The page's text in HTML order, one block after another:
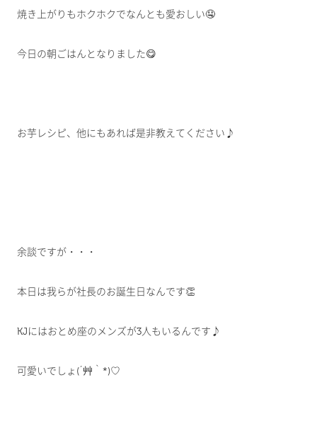
焼き上がりもホクホクでなんとも愛おしい🤤
今日の朝ごはんとなりました😋
お芋レシピ、他にもあれば是非教えてください♪
余談ですが・・・
本日は我らが社長のお誕生日なんです👏
KJにはおとめ座のメンズが3人もいるんです♪
可愛いでしょ(´艸｀*)♡